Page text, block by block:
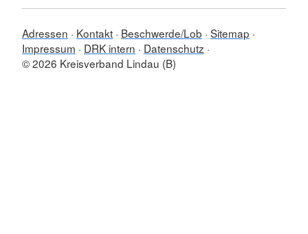
Adressen Kontakt Beschwerde/Lob Sitemap
Impressum
DRK intern
Datenschutz
© 2026 Kreisverband Lindau (B)